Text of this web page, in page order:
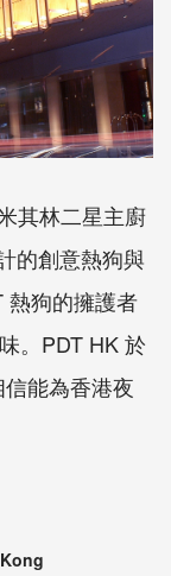
其林二星主廚
的創意熱狗與
熱狗的擁護者
。PDT HK 於
能為香港夜